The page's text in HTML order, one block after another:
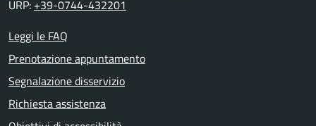
URP: +39-0744-432201
Leggi le FAQ
Prenotazione appuntamento
Segnalazione disservizio
Richiesta assistenza